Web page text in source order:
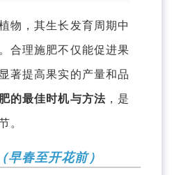
，其生长发育周期中
合理施肥不仅能促进果
著提高果实的产量和品
的最佳时机与方法，是
。
早春至开花前）